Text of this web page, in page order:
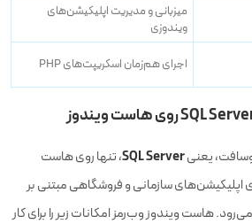
میزبانی و مدیریت اپلیکیشن‌های
ویندوزی
اجرای هم‌زمان اسکریپت‌های PHP
یعنیSQL Server، تنها روی هاست
اپلیکیشن‌های سازمانی و فروشگاهی مبتنی بر
هاست ویندوز وب‌رمز امکانات زیر را برای کار